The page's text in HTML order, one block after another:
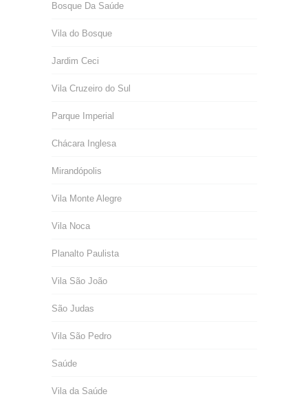
Bosque Da Saúde
Vila do Bosque
Jardim Ceci
Vila Cruzeiro do Sul
Parque Imperial
Chácara Inglesa
Mirandópolis
Vila Monte Alegre
Vila Noca
Planalto Paulista
Vila São João
São Judas
Vila São Pedro
Saúde
Vila da Saúde